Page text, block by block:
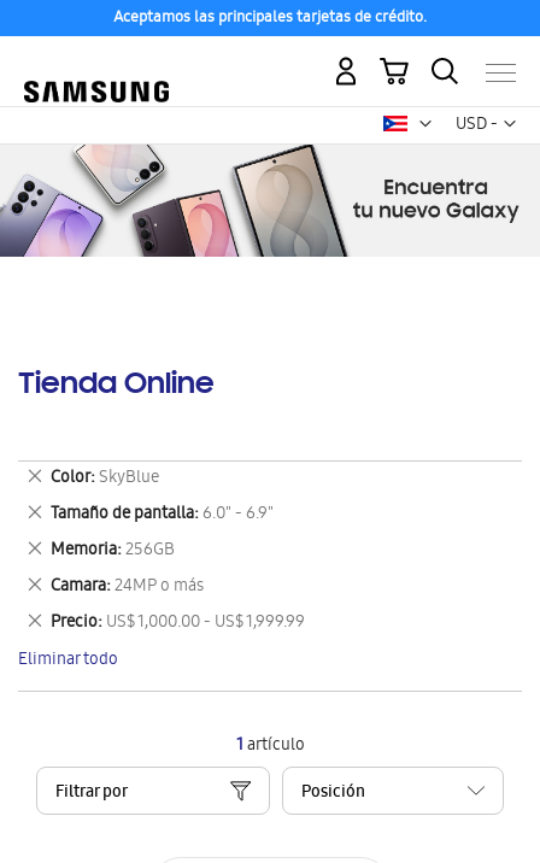
Aceptamos las principales tarjetas de crédito.
USD -
dólar
Mi carrito
Tienda Online
1artículo
Filtrar por
Color SkyBlue
Eliminar
este
artículo
Tamaño de pantalla 6.0" - 6.9"
Eliminar
este
artículo
Memoria 256GB
Eliminar
este
artículo
Camara 24MP o más
Eliminar
este
artículo
Precio US$ 1,000.00 - US$ 1,999.99
Eliminar
este
artículo
Eliminar todo